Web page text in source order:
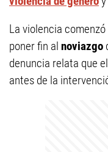
La violencia
poner fin al noviazgo
denuncia relata que
antes de la